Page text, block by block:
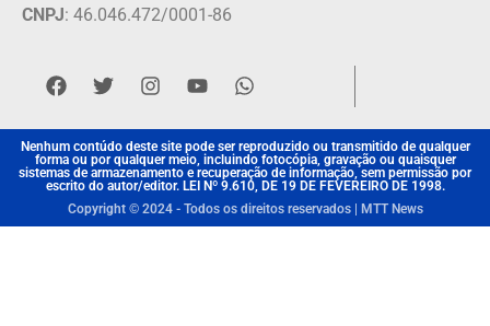
CNPJ: 46.046.472/0001-86
Nenhum contúdo deste site pode ser reproduzido ou transmitido de qualquer
forma ou por qualquer meio, incluindo fotocópia, gravação ou quaisquer
sistemas de armazenamento e recuperação de informação, sem permissão por
escrito do autor/editor. LEI Nº 9.610, DE 19 DE FEVEREIRO DE 1998.
Copyright © 2024 - Todos os direitos reservados | MTT News